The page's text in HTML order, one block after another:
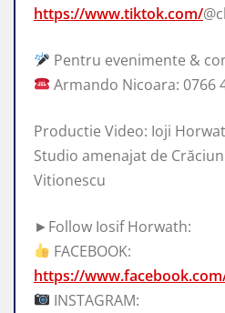
https://www.tiktok.com/
Pentru evenimente &
Armando Nicoara: 0766
Productie Video: Ioji
Studio amenajat de
Vitionescu
►Follow Iosif Horwath:
FACEBOOK:
https://
INSTAGRAM: